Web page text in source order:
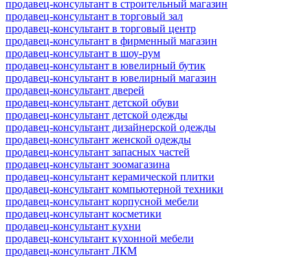
продавец-консультант в строительный магазин
продавец-консультант в торговый зал
продавец-консультант в торговый центр
продавец-консультант в фирменный магазин
продавец-консультант в шоу-рум
продавец-консультант в ювелирный бутик
продавец-консультант в ювелирный магазин
продавец-консультант дверей
продавец-консультант детской обуви
продавец-консультант детской одежды
продавец-консультант дизайнерской одежды
продавец-консультант женской одежды
продавец-консультант запасных частей
продавец-консультант зоомагазина
продавец-консультант керамической плитки
продавец-консультант компьютерной техники
продавец-консультант корпусной мебели
продавец-консультант косметики
продавец-консультант кухни
продавец-консультант кухонной мебели
продавец-консультант ЛКМ